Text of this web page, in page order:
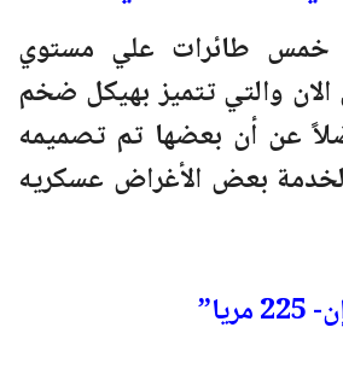
خمس طائرات علي مستوي
والتي تتميز بهيكل ضخم
عن أن بعضها تم تصميمه
بعض الأغراض عسكريه